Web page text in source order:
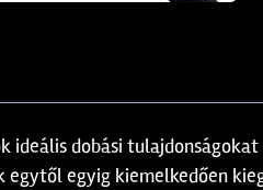
ideális dobási
egyig kiemelkedően